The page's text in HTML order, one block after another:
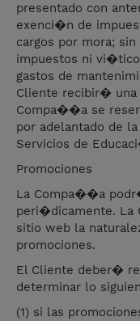
presentado con
exenci�n de
cargos por mora;
impuestos ni
gastos de
Cliente recibir� una
Compa��a se
por adelantado de
Servicios de
Promociones
La Compa��a
peri�dicamente.
sitio web la
promociones.
El Cliente deber�
determinar lo
(1) si las